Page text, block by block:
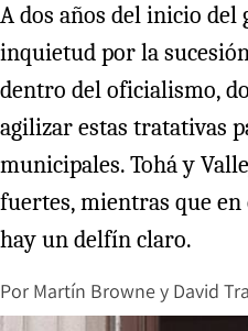
A dos años del inicio del
inquietud por la
dentro del oficialismo,
agilizar estas tratativas
municipales. Tohá y
fuertes, mientras que
hay un delfín claro.
Por Martín Browney David